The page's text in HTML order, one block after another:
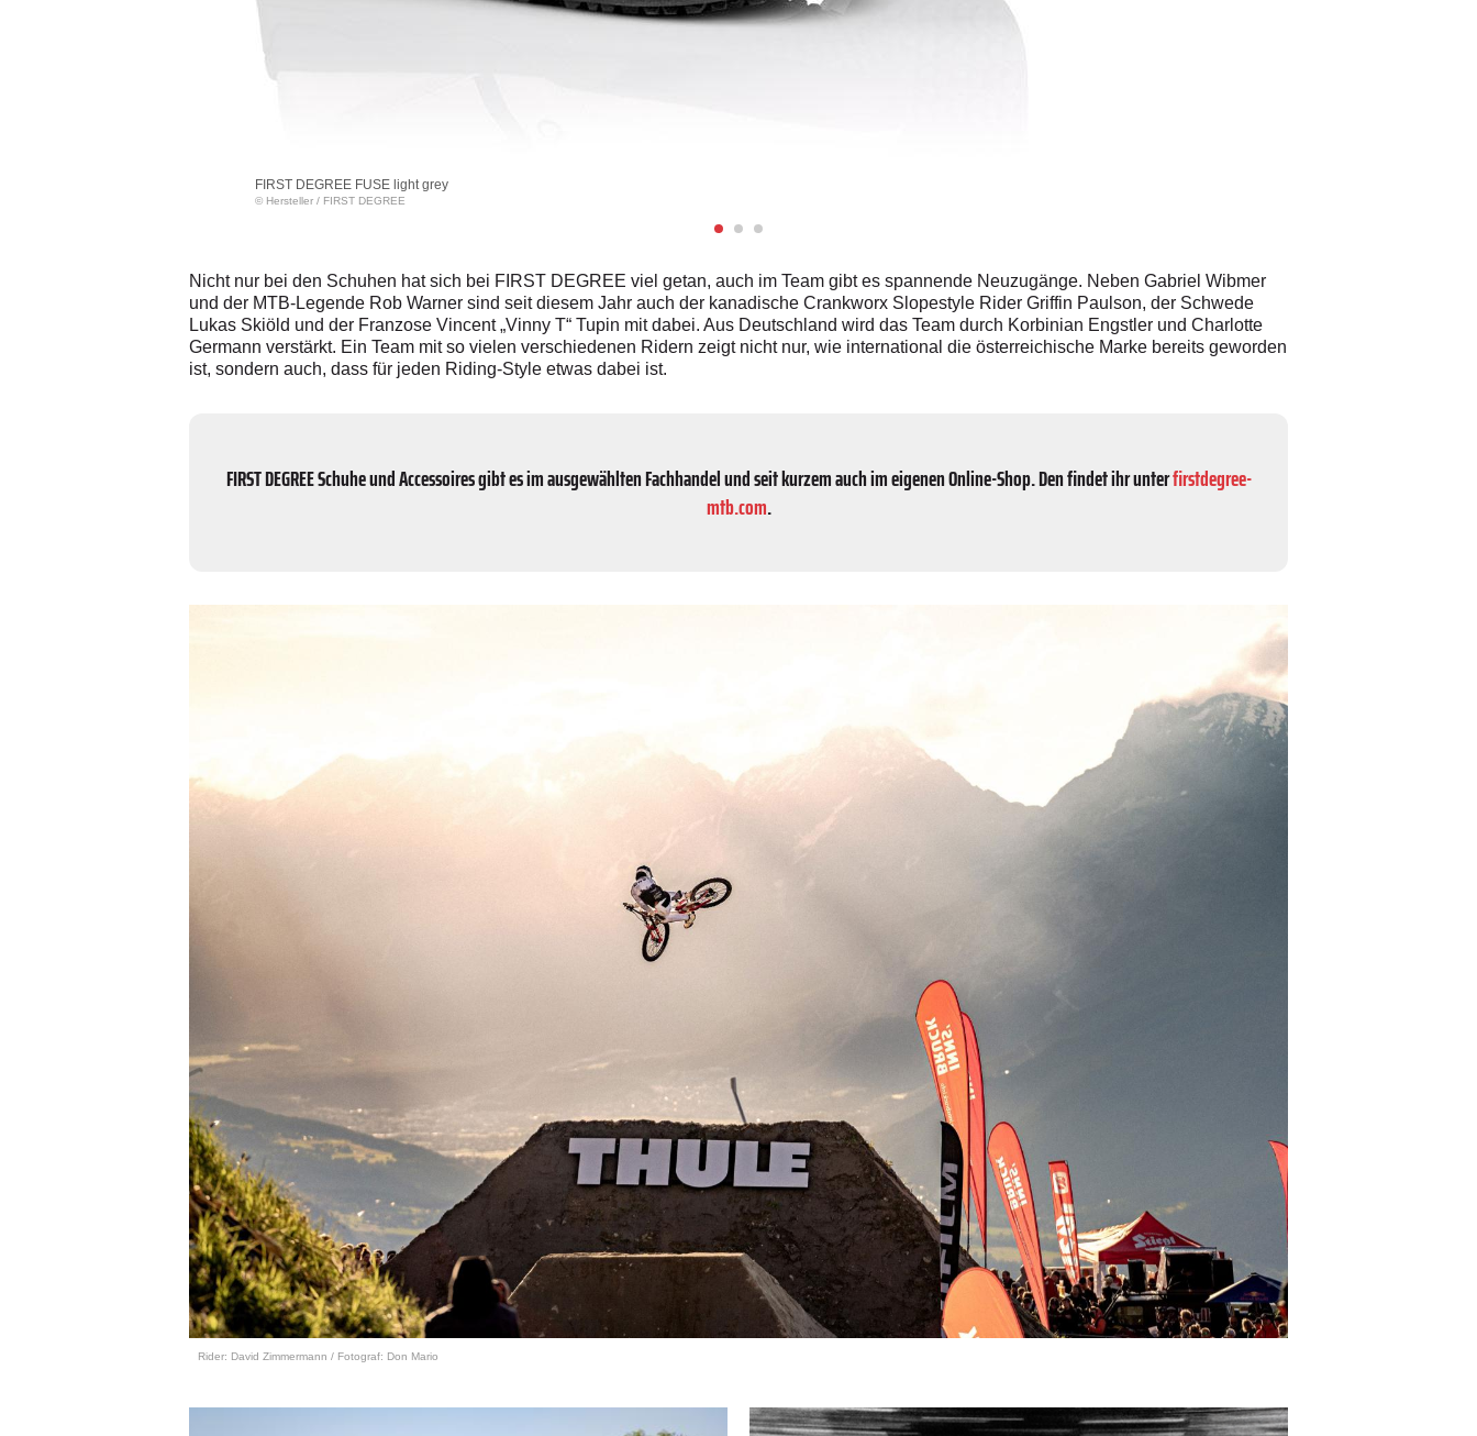
FIRST DEGREE FUSE light grey
© Hersteller / FIRST DEGREE
Nicht nur bei den Schuhen hat sich bei FIRST DEGREE viel getan, auch im Team gibt es spannende Neuzugänge. Neben Gabriel Wibmer
und der MTB-Legende Rob Warner sind seit diesem Jahr auch der kanadische Crankworx Slopestyle Rider Griffin Paulson, der Schwede
Lukas Skiöld und der Franzose Vincent „Vinny T“ Tupin mit dabei. Aus Deutschland wird das Team durch Korbinian Engstler und Charlotte
Germann verstärkt. Ein Team mit so vielen verschiedenen Ridern zeigt nicht nur, wie international die österreichische Marke bereits geworden
ist, sondern auch, dass für jeden Riding-Style etwas dabei ist.
FIRST DEGREE Schuhe und Accessoires gibt es im ausgewählten Fachhandel und seit kurzem auch im eigenen Online-Shop. Den findet ihr unterfirstdegree-
mtb.com.
Rider: David Zimmermann / Fotograf: Don Mario